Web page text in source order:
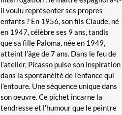
il voulu représenter ses propres
enfants ? En 1956, son fils Claude, né
en 1947, célèbre ses 9 ans, tandis
que sa fille Paloma, née en 1949,
atteint l’âge de 7 ans. Dans le feu de
l’atelier, Picasso puise son inspiration
dans la spontanéité de l’enfance qui
l’entoure. Une séquence unique dans
son oeuvre. Ce pichet incarne la
tendresse et l’humour que le peintre